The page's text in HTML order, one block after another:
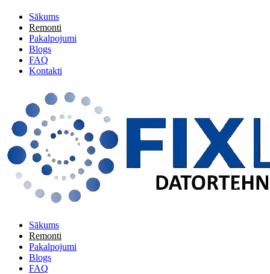
Sākums
Remonti
Pakalpojumi
Blogs
FAQ
Kontakti
Sākums
Remonti
Pakalpojumi
Blogs
FAQ